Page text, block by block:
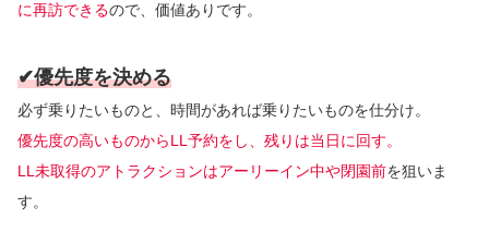
に再訪できるので、価値ありです。
✔︎優先度を決める
必ず乗りたいものと、時間があれば乗りたいものを仕分け。
優先度の高いものからLL予約をし、残りは当日に回す。
LL未取得のアトラクションはアーリーイン中や閉園前を狙いま
す。